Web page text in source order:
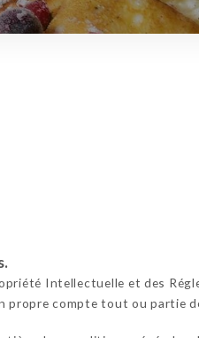
Intellectuelle et des
propre compte tout ou partie